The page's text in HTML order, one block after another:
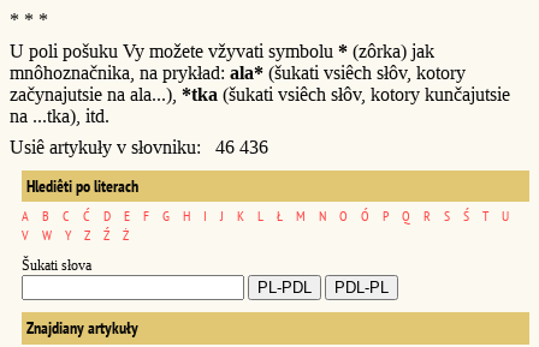
* * *
U poli pošuku Vy možete vžyvati symbolu * (zôrka) jak
mnôhoznačnika, na prykład: ala* (šukati vsiêch słôv, kotory
začynajutsie na ala...), *tka (šukati vsiêch słôv, kotory kunčajutsie
na ...tka), itd.
Usiê artykuły v słovniku: 46 436
Hlediêti po literach
A B C Ć D E F G H I J K L Ł M N O Ó P Q R S Ś T
U
V
W Y Z Ź Ż
Šukati słova
Znajdiany artykuły